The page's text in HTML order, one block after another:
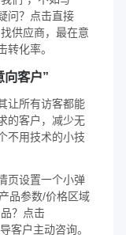
问？点击直接
供应商，最在意
转化率。
向客户”
让所有访客都能
的客户，减少无
不用技术的小技
页设置一个小弹
品参数/价格区域
？点击
客户主动咨询。